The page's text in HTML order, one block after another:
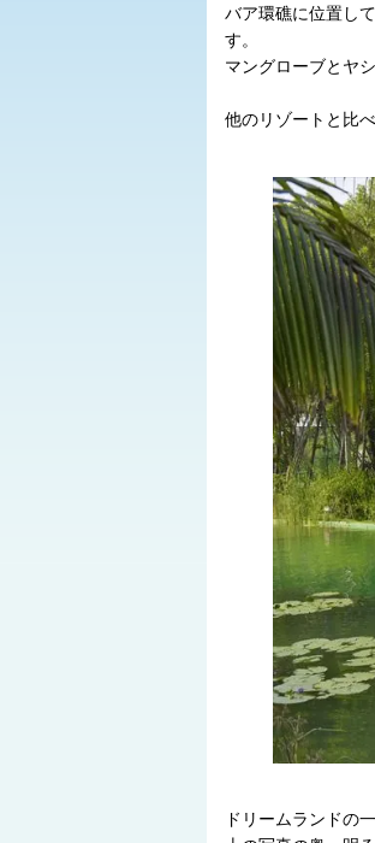
バア環礁に位置し
す。
マングローブとヤ
他のリゾートと比
ドリームランドの